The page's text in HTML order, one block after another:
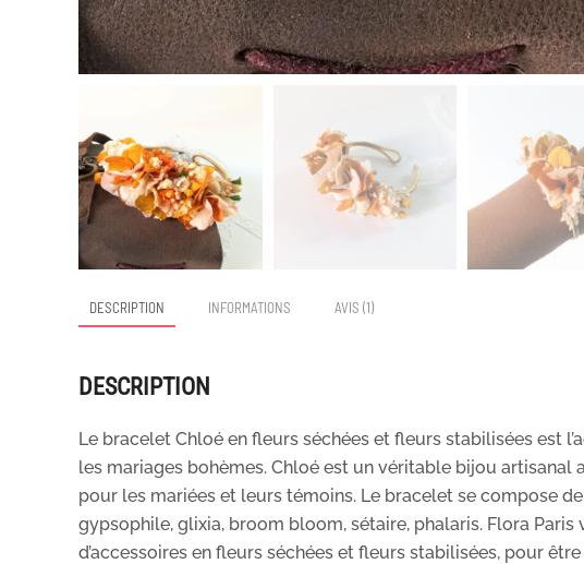
DESCRIPTION INFORMATIONS AVIS (1)
DESCRIPTION
Le bracelet Chloé en fleurs séchées et fleurs stabilisées est
les mariages bohèmes. Chloé est un véritable bijou artisanal
pour les mariées et leurs témoins. Le bracelet se compose
gypsophile, glixia, broom bloom, sétaire, phalaris. Flora
d’accessoires en fleurs séchées et fleurs stabilisées, pour